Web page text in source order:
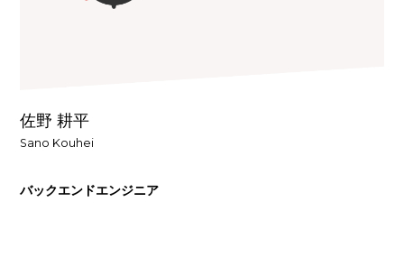
佐野 耕平
Sano Kouhei
バックエンドエンジニア